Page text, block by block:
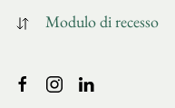
Modulo di recesso